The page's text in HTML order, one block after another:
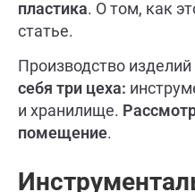
пластика. О том, как
статье.
Производство изделий
себя три цеха:
и хранилище.
помещение.